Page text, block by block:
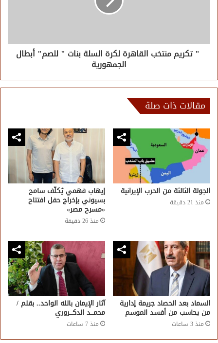
" تكريم منتخب القاهرة لكرة السلة بنات " للصم" أبطال
الجمهورية
مقالات ذات صلة
الجولة الثالثة من الحرب الإيرانية
منذ 21 دقيقة
إيهاب فهمي يُكلّف سامح
بسيوني بإخراج حفل افتتاح
«مسرح مصر»
منذ 26 دقيقة
السماد بعد الحصاد جريمة إدارية
من يحاسب من أفسد الموسم
منذ 3 ساعات
آثار الإيمان بالله الواحد.. بقلم /
محمـــد الدكـــروري
منذ 7 ساعات